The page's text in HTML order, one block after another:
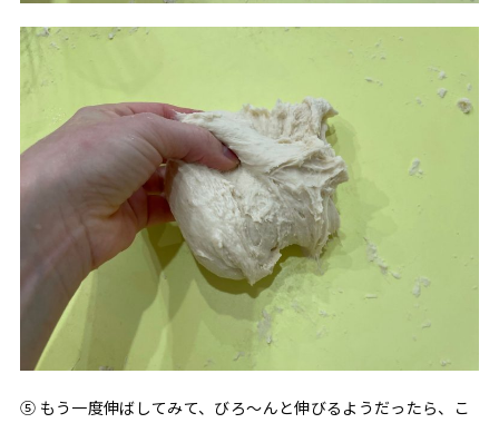
⑤ もう一度伸ばしてみて、びろ〜んと伸びるようだったら、こ